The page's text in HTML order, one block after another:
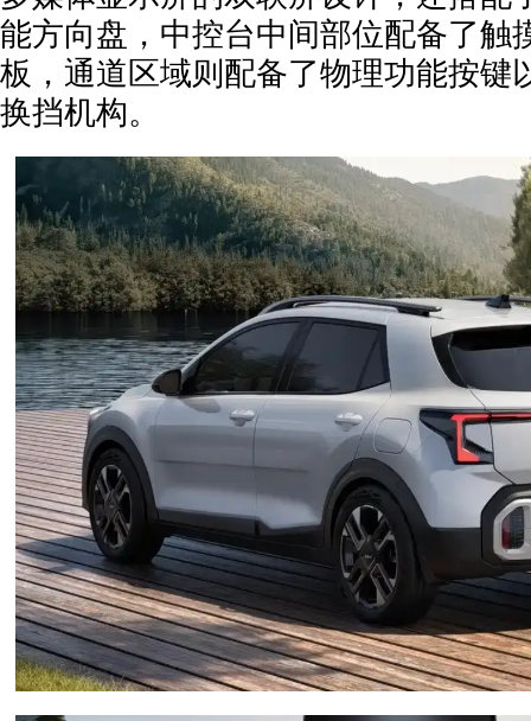
能方向盘，中控台中间部位配备了触
板，通道区域则配备了物理功能按键
换挡机构。